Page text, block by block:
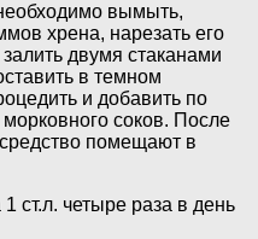
вымыть,
хрена, нарезать его
двумя стаканами
в темном
и добавить по
соков. После
помещают в
ст.л. четыре раза в день